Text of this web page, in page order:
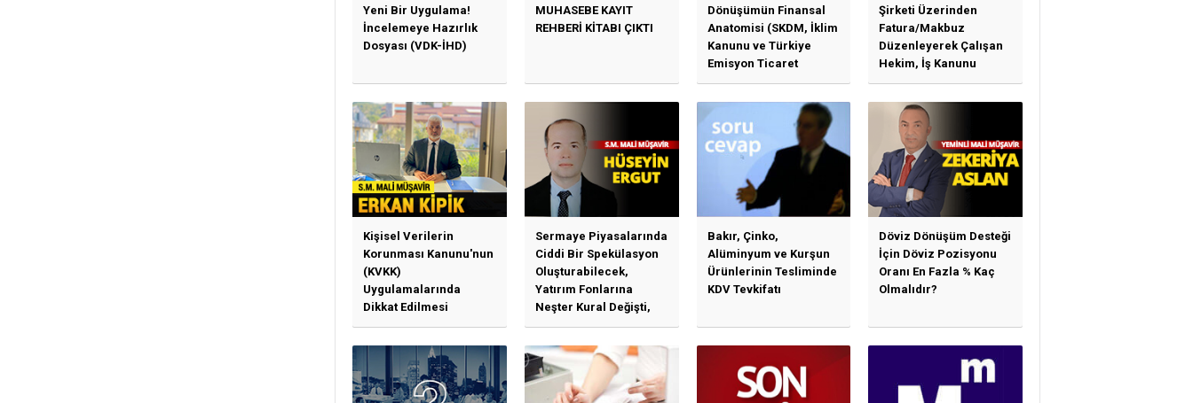
Yeni Bir Uygulama!
İncelemeye Hazırlık
Dosyası (VDK-İHD)
MUHASEBE KAYIT
REHBERİ KİTABI ÇIKTI
Dönüşümün Finansal
Anatomisi (SKDM, İklim
Kanunu ve Türkiye
Emisyon Ticaret
Sistemi (TR-ETS)
Şirketi Üzerinden
Fatura/Makbuz
Düzenleyerek Çalışan
Hekim, İş Kanunu
Hükümlerinden
Kişisel Verilerin
Korunması Kanunu'nun
(KVKK)
Uygulamalarında
Dikkat Edilmesi
Gereken Özet Başlıklar
Sermaye Piyasalarında
Ciddi Bir Spekülasyon
Oluşturabilecek,
Yatırım Fonlarına
Neşter Kural Değişti,
SPK’dan Kritik Hamle
Haberlerine Sermaye
Piyasası Kurulundan
Yalanlama Ve Yerinde
Bir Açıklama Geldi
Bakır, Çinko,
Alüminyum ve Kurşun
Ürünlerinin Tesliminde
KDV Tevkifatı
Döviz Dönüşüm Desteği
İçin Döviz Pozisyonu
Oranı En Fazla % Kaç
Olmalıdır?